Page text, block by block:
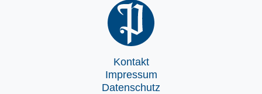
Kontakt
Impressum
Datenschutz